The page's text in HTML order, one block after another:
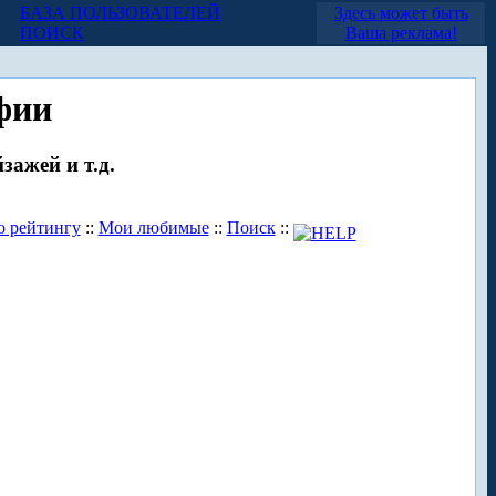
БАЗА ПОЛЬЗОВАТЕЛЕЙ
ПОИСК
Здесь может быть
Ваша реклама!
и т.д.
рейтингу:: Мои любимые:: Поиск::